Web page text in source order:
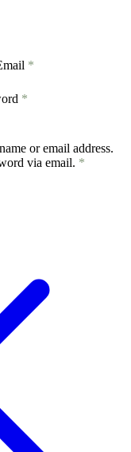
*
*
or email address.
via email. *